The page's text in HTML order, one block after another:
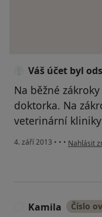
Váš účet byl
Na běžné
doktorka. Na
veterinární
4. září 2013 • • • podle
Nahlásit
Kamila Číslo